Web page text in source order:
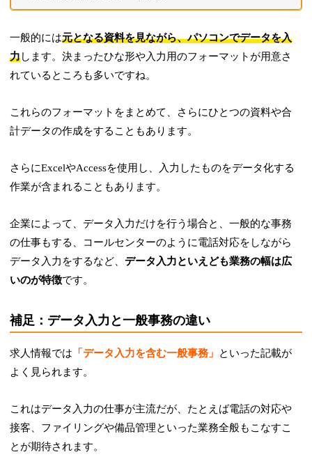
一般的には元となる資料を見ながら、パソコンでデータを入
力します。決まったひな形や入力用のフォーマットが用意さ
れているところも多いですね。
これらのフォーマットをまとめて、さらにひとつの資料や合
計データの作成をすることもあります。
さらにExcelやAccessを使用し、入力したものをデータ化する
作業が含まれることもあります。
企業によって、データ入力だけを行う場合と、一般的な事務
の仕事もする、コールセンターのように電話対応をしながら
データ入力をするなど、データ入力といえども業務の幅は広
いのが特徴です。
補足：データ入力と一般事務の違い
求人情報では 「データ入力を含む一般事務」
といった記載が
よく見られます。
これはデータ入力の仕事が主流だが、たとえば電話の対応や
接客、ファイリングや備品管理といった業務全般もこなすこ
とが期待されます。